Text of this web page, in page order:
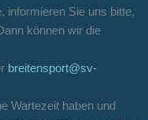
informieren Sie uns bitte,
können wir die
breitensport@sv-
Wartezeit haben und